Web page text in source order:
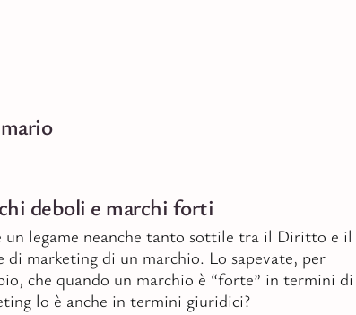
deboli e marchi forti
un legame neanche tanto sottile tra il Diritto e il
di marketing di un marchio. Lo sapevate, per
che quando un marchio è “forte” in termini di
lo è anche in termini giuridici?